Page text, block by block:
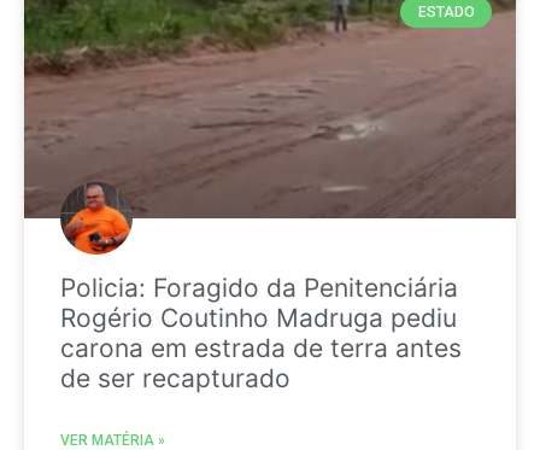
ESTADO
Policia: Foragido da Penitenciária
Rogério Coutinho Madruga pediu
carona em estrada de terra antes
de ser recapturado
VER MATÉRIA »